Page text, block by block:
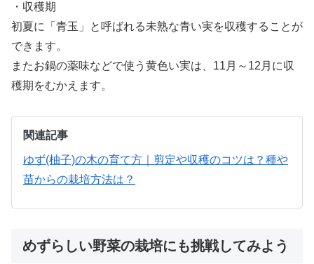
・収穫期
初夏に「青玉」と呼ばれる未熟な青い実を収穫することが
できます。
またお鍋の薬味などで使う黄色い実は、11月～12月に収
穫期をむかえます。
関連記事
ゆず(柚子)の木の育て方｜剪定や収穫のコツは？種や
苗からの栽培方法は？
めずらしい野菜の栽培にも挑戦してみよう